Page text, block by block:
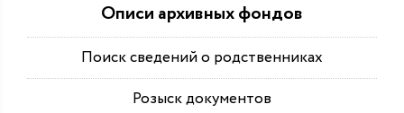
Описи архивных фондов
Поиск сведений о родственниках
Розыск документов